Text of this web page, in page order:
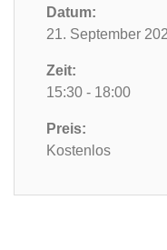
Datum:
21. September
Zeit:
15:30 - 18:00
Preis:
Kostenlos